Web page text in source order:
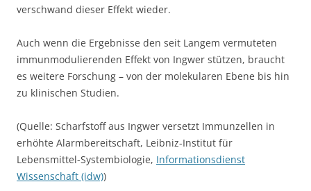
verschwand dieser Effekt wieder.
Auch wenn die Ergebnisse den seit Langem vermuteten
immunmodulierenden Effekt von Ingwer stützen, braucht
es weitere Forschung – von der molekularen Ebene bis hin
zu klinischen Studien.
(Quelle: Scharfstoff aus Ingwer versetzt Immunzellen in
erhöhte Alarmbereitschaft, Leibniz-Institut für
Lebensmittel-Systembiologie, Informationsdienst
Wissenschaft (idw))